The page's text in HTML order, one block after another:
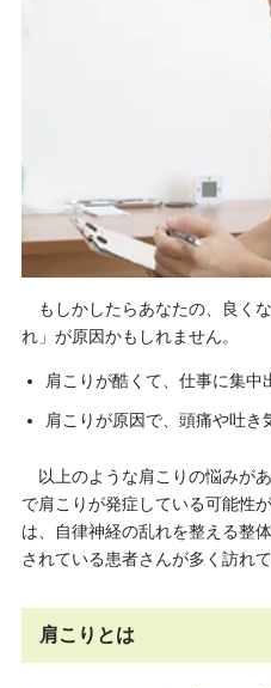
もしかしたらあなたの、良く
れ」が原因かもしれません。
肩こりが酷くて、仕事に集中
肩こりが原因で、頭痛や吐き
以上のような肩こりの悩みが
で肩こりが発症している可能性
は、自律神経の乱れを整える整
されている患者さんが多く訪れて
肩こりとは